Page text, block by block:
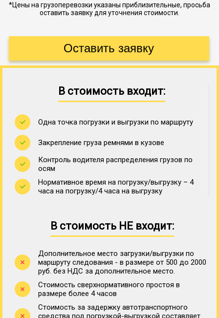
*Цены на грузоперевозки указаны приблизительные, просьба
оставить заявку для уточнения стоимости.
В стоимость входит:
Одна точка погрузки и выгрузки по маршруту
Закрепление груза ремнями в кузове
Контроль водителя распределения грузов по
осям
Нормативное время на погрузку/выгрузку – 4
часа на погрузку/4 часа на выгрузку
В стоимость НЕ входит:
Дополнительное место загрузки/выгрузки по
маршруту следования - в размере от 500 до 2000
руб. без НДС за дополнительное место.
Стоимость сверхнормативного простоя в
размере более 4 часов
Стоимость за задержку автотранспортного
средства под погрузкой-выгрузкой составляет